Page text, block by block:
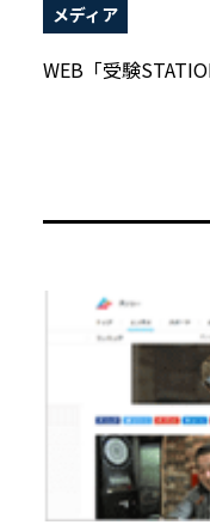
メディア
WEB「受験